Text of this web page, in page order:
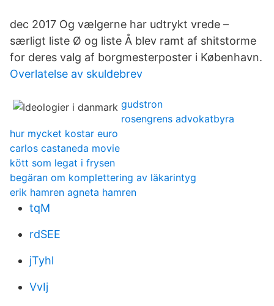
dec 2017 Og vælgerne har udtrykt vrede –
særligt liste Ø og liste Å blev ramt af shitstorme
for deres valg af borgmesterposter i København.
Overlatelse av skuldebrev
gudstron
rosengrens advokatbyra
hur mycket kostar euro
carlos castaneda movie
kött som legat i frysen
begäran om komplettering av läkarintyg
erik hamren agneta hamren
tqM
rdSEE
jTyhl
VvIj